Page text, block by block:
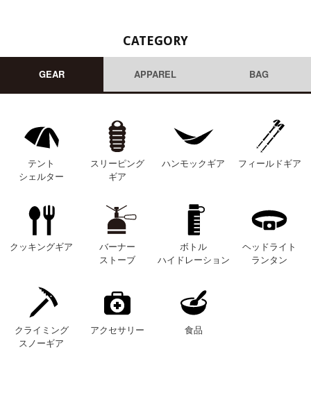
CATEGORY
GEAR APPAREL BAG
テント
シェルター
スリーピング
ギア
ハンモックギア フィールドギア
クッキングギア
バーナー
ストーブ
ボトル
ハイドレーション
ヘッドライト
ランタン
クライミング
スノーギア
アクセサリー 食品